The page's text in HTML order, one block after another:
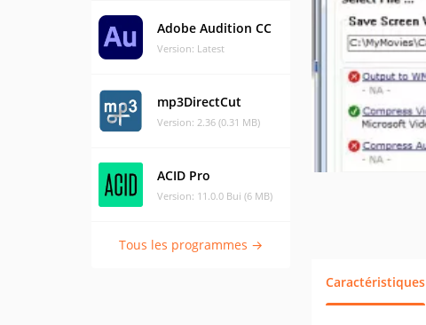
Adobe Audition CC
Version: Latest
mp3DirectCut
Version: 2.36 (0.31 MB)
ACID Pro
Version: 11.0.0 Bui (6 MB)
Tous les programmes →
Caractéristiques